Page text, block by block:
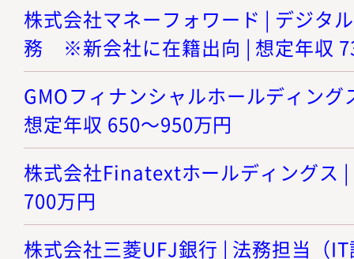
株式会社マネーフォワード | デジタ
務 ※新会社に在籍出向 | 想定年収
GMOフィナンシャルホールディン
想定年収 650～950万円
株式会社Finatextホールディングス
700万円
株式会社三菱UFJ銀行 | 法務担当（